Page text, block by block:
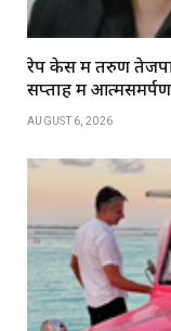
रेप केस में तरुण
सप्ताह में
AUGUST 6, 2026